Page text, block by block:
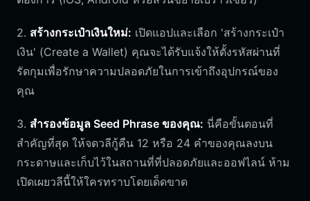
2. สร้างกระเป๋าเงินใหม่: เปิดแอปและเลือก 'สร้างกระเป๋า
เงิน' (Create a Wallet) คุณจะได้รับแจ้งให้ตั้งรหัสผ่านที่
รัดกุมเพื่อรักษาความปลอดภัยในการเข้าถึงอุปกรณ์ของ
คุณ
3. สำรองข้อมูล Seed Phrase ของคุณ: นี่คือขั้นตอนที่
สำคัญที่สุด ให้จดวลีกู้คืน 12 หรือ 24 คำของคุณลงบน
กระดาษและเก็บไว้ในสถานที่ที่ปลอดภัยและออฟไลน์ ห้าม
เปิดเผยวลีนี้ให้ใครทราบโดยเด็ดขาด